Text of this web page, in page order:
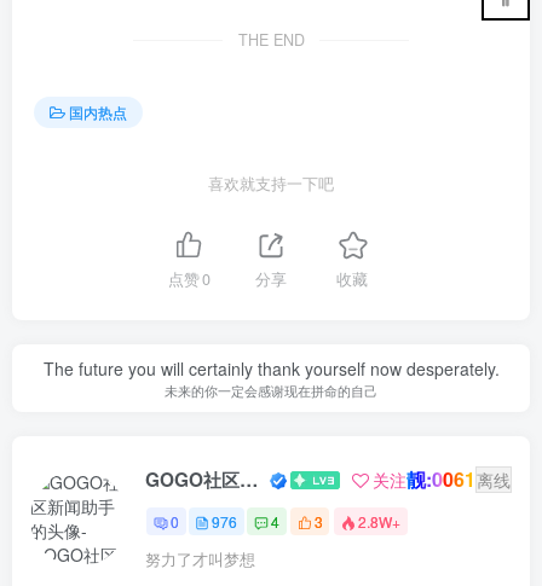
THE END
国内热点
喜欢就支持一下吧
点赞0 分享 收藏
The future you will certainly thank yourself now desperately.
未来的你一定会感谢现在拼命的自己
GOGO社区新闻助手 关注靓:0061 离线
0 976 4 3 2.8W+
努力了才叫梦想